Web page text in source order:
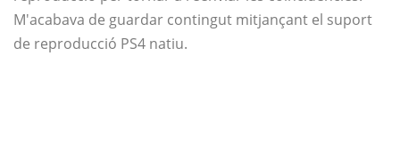
M'acabava de guardar contingut mitjançant el suport
de reproducció PS4 natiu.